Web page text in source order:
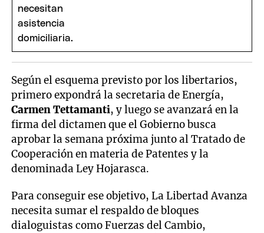
Según el esquema previsto por los libertarios,
primero expondrá la secretaria de Energía,
Carmen Tettamanti, y luego se avanzará en la
firma del dictamen que el Gobierno busca
aprobar la semana próxima junto al Tratado de
Cooperación en materia de Patentes y la
denominada Ley Hojarasca.
Para conseguir ese objetivo, La Libertad Avanza
necesita sumar el respaldo de bloques
dialoguistas como Fuerzas del Cambio,